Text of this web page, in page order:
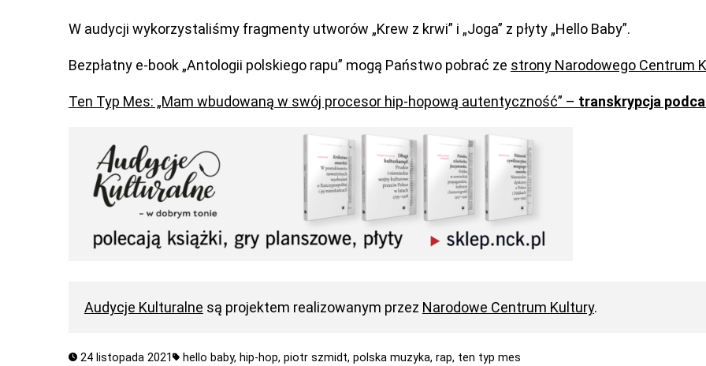
W audycji wykorzystaliśmy fragmenty utworów „Krew z krwi” i „Joga” z płyty „Hello Baby”.
Bezpłatny e-book „Antologii polskiego rapu” mogą Państwo pobrać ze strony Narodowego Centrum
Ten Typ Mes: „Mam wbudowaną w swój procesor hip-hopową autentyczność” – transkrypcja
Audycje Kulturalne są projektem realizowanym przez Narodowe Centrum Kultury.
24 listopada 2021 hello baby, hip-hop,piotr szmidt,polska muzyka,rap, ten typ mes